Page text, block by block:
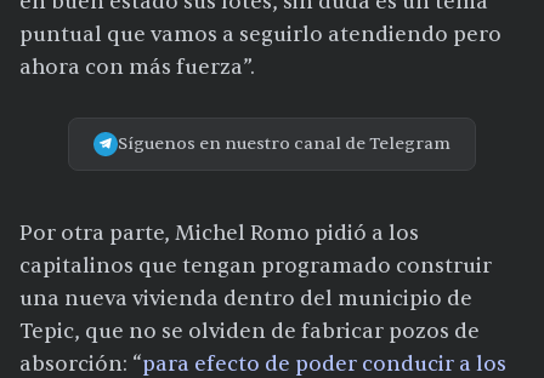
puntual que vamos a seguirlo atendiendo pero
ahora con más fuerza”.
Síguenos en nuestro canal de Telegram
Por otra parte, Michel Romo pidió a los
capitalinos que tengan programado construir
una nueva vivienda dentro del municipio de
Tepic, que no se olviden de fabricar pozos de
absorción: “para efecto de poder conducir a los